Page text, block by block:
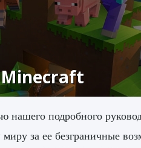
подробного
за ее безграничные